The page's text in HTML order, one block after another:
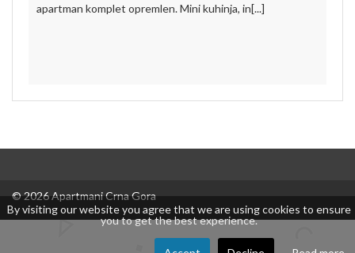
apartman komplet opremlen. Mini kuhinja, in[...]
© 2026 Apartmani Crna Gora
By visiting our website you agree that we are using cookies to ensure
you to get the best experience.